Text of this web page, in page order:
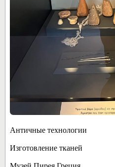
Античные технологии
Изготовление тканей